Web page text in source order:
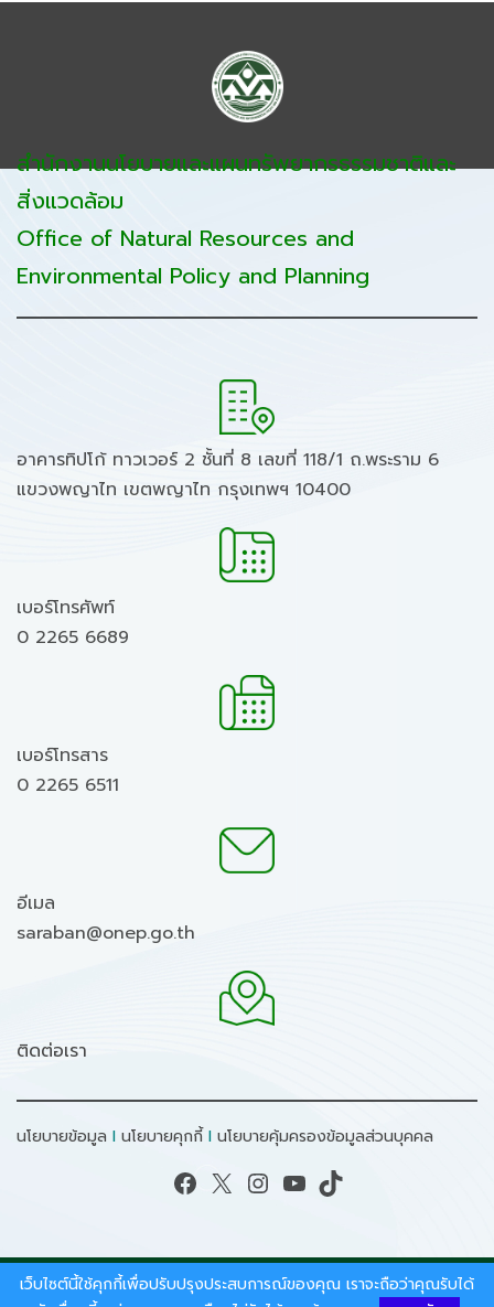
สำนักงานนโยบายและแผนทรัพยากรธรรมชาติและ
สิ่งแวดล้อม
Office of Natural Resources and
Environmental Policy and Planning
อาคารทิปโก้ ทาวเวอร์ 2 ชั้นที่ 8 เลขที่ 118/1 ถ.พระราม 6
แขวงพญาไท เขตพญาไท กรุงเทพฯ 10400
เบอร์โทรศัพท์
0 2265 6689
เบอร์โทรสาร
0 2265 6511
อีเมล
saraban@onep.go.th
ติดต่อเรา
นโยบายข้อมูล I นโยบายคุกกี้ I นโยบายคุ้มครองข้อมูลส่วนบุคคล
Facebook X Instagram YouTube TikTok
สงวนลิขสิทธิ์ © 2026 - สำนักงานนโยบายและแผน
เว็บไซต์นี้ใช้คุกกี้เพื่อปรับปรุงประสบการณ์ของคุณ เราจะถือว่าคุณรับได้